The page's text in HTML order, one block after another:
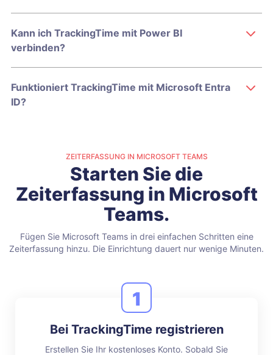
Kann ich TrackingTime mit Power BI
verbinden?
Funktioniert TrackingTime mit Microsoft Entra
ID?
ZEITERFASSUNG IN MICROSOFT TEAMS
Starten Sie die
Zeiterfassung in Microsoft
Teams.
Fügen Sie Microsoft Teams in drei einfachen Schritten eine
Zeiterfassung hinzu. Die Einrichtung dauert nur wenige Minuten.
1
Bei TrackingTime registrieren
Erstellen Sie Ihr kostenloses Konto. Sobald Sie